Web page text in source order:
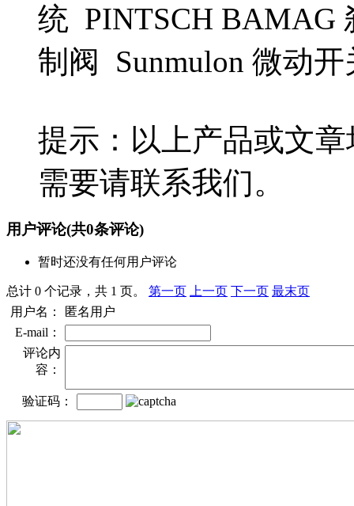
统 PINTSCH BAMAG
制阀 Sunmulon 微动
提示：以上产品或文
需要请联系我们。
用户评论(共0条评论)
暂时还没有任何用户评论
总计 0 个记录，共 1 页。 第一页 上一页 下一页 最末页
用户名：
匿名用户
E-mail：
评论内
容：
验证码：